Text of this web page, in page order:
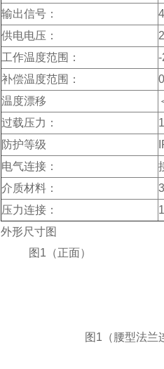
输出信号：
供电电压：
工作温度范围：
补偿温度范围：
温度漂移
过载压力：
防护等级
电气连接：
介质材料：
压力连接：
外形尺寸图
图1（正面）
图1（腰型法兰